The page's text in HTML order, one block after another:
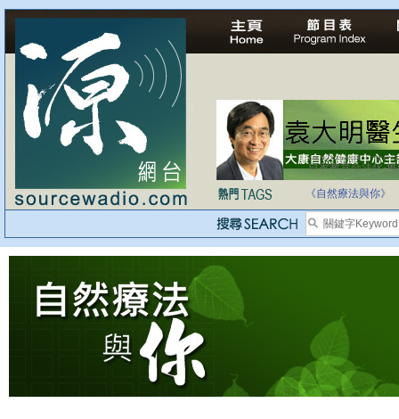
法治社會並不等同
自家教育合法化-
《自然療法與你》